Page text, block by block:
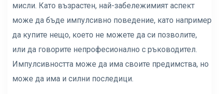
мисли. Като възрастен, най-забележимият аспект
може да бъде импулсивно поведение, като например
да купите нещо, което не можете да си позволите,
или да говорите непрофесионално с ръководител.
Импулсивността може да има своите предимства, но
може да има и силни последици.